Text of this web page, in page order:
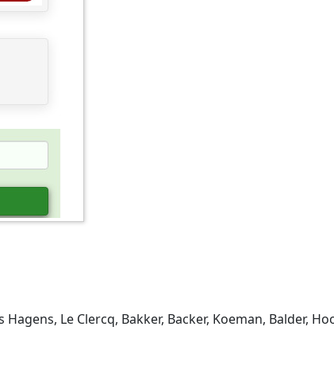
Le Clercq, Bakker, Backer, Koeman, Balder,